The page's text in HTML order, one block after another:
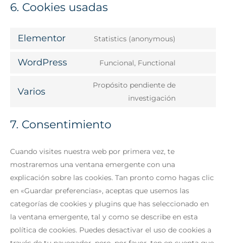
6. Cookies usadas
Elementor Statistics (anonymous)
WordPress Funcional, Functional
Varios
Propósito pendiente de
investigación
7. Consentimiento
Cuando visites nuestra web por primera vez, te
mostraremos una ventana emergente con una
explicación sobre las cookies. Tan pronto como hagas clic
en «Guardar preferencias», aceptas que usemos las
categorías de cookies y plugins que has seleccionado en
la ventana emergente, tal y como se describe en esta
política de cookies. Puedes desactivar el uso de cookies a